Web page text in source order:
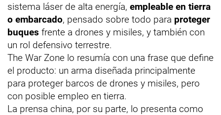
sistema láser de alta energía, empleable en tierra
o embarcado, pensado sobre todo para proteger
buques frente a drones y misiles, y también con
un rol defensivo terrestre.
The War Zone lo resumía con una frase que define
el producto: un arma diseñada principalmente
para proteger barcos de drones y misiles, pero
con posible empleo en tierra.
La prensa china, por su parte, lo presenta como